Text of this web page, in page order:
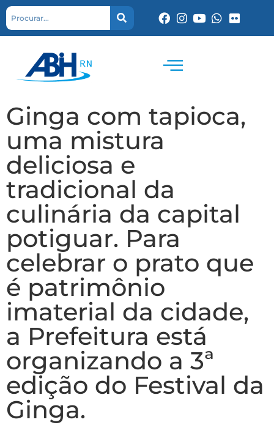
Ginga com tapioca,
uma mistura
deliciosa e
tradicional da
culinária da capital
potiguar. Para
celebrar o prato que
é patrimônio
imaterial da cidade,
a Prefeitura está
organizando a 3ª
edição do Festival da
Ginga.